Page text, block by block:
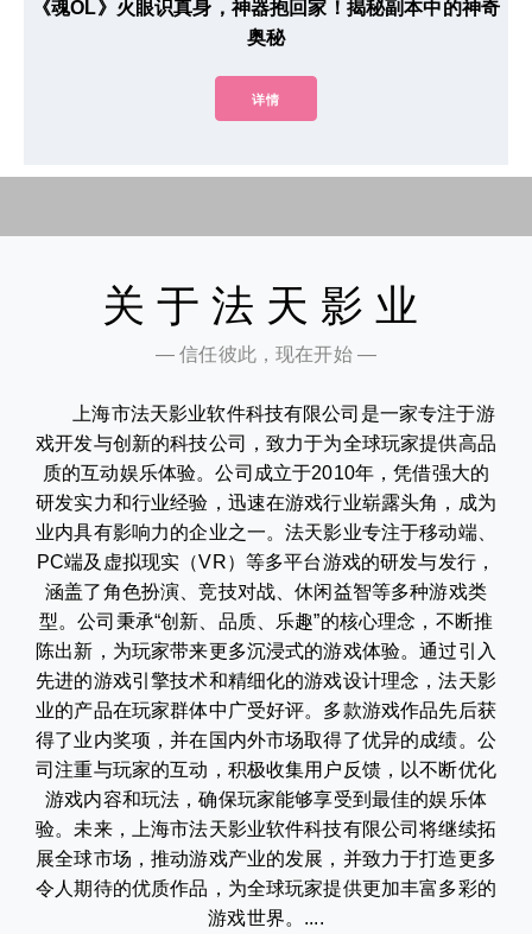
《魂OL》火眼识真身，神器抱回家！揭秘副本中的神奇
奥秘
详情
关于法天影业
— 信任彼此，现在开始 —
上海市法天影业软件科技有限公司是一家专注于游
戏开发与创新的科技公司，致力于为全球玩家提供高品
质的互动娱乐体验。公司成立于2010年，凭借强大的
研发实力和行业经验，迅速在游戏行业崭露头角，成为
业内具有影响力的企业之一。法天影业专注于移动端、
PC端及虚拟现实（VR）等多平台游戏的研发与发行，
涵盖了角色扮演、竞技对战、休闲益智等多种游戏类
型。公司秉承“创新、品质、乐趣”的核心理念，不断推
陈出新，为玩家带来更多沉浸式的游戏体验。通过引入
先进的游戏引擎技术和精细化的游戏设计理念，法天影
业的产品在玩家群体中广受好评。多款游戏作品先后获
得了业内奖项，并在国内外市场取得了优异的成绩。公
司注重与玩家的互动，积极收集用户反馈，以不断优化
游戏内容和玩法，确保玩家能够享受到最佳的娱乐体
验。未来，上海市法天影业软件科技有限公司将继续拓
展全球市场，推动游戏产业的发展，并致力于打造更多
令人期待的优质作品，为全球玩家提供更加丰富多彩的
游戏世界。....